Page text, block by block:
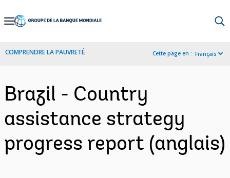
Skip
Navigation
COMPRENDRE LA PAUVRETÉ Cette page en : Français
Brazil - Country
assistance strategy
progress report (anglais)